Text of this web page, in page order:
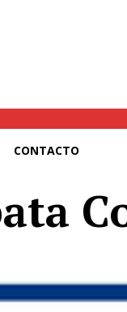
CONTACTO